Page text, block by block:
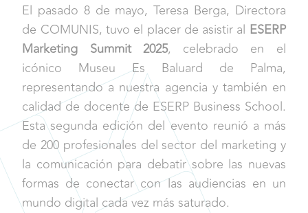
El pasado 8 de mayo, Teresa Berga, Directora
de COMUNIS, tuvo el placer de asistir al ESERP
Marketing Summit 2025, celebrado en el
icónico Museu Es Baluard de Palma,
representando a nuestra agencia y también en
calidad de docente de ESERP Business School.
Esta segunda edición del evento reunió a más
de 200 profesionales del sector del marketing y
la comunicación para debatir sobre las nuevas
formas de conectar con las audiencias en un
mundo digital cada vez más saturado.